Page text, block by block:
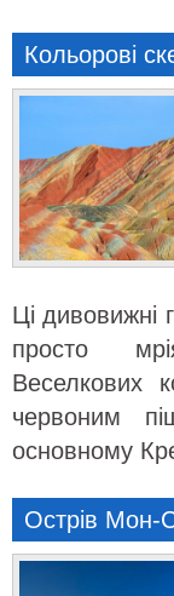
Кольорові
Ці дивовижні
просто
Веселкових
червоним
основному
Острів Мон-